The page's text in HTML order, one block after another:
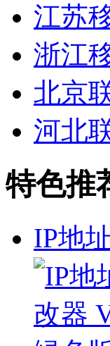
江苏
浙江
北京
河北
特色推
IP地